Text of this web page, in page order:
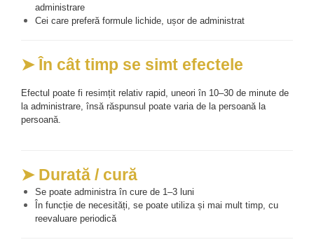
administrare
Cei care preferă formule lichide, ușor de administrat
➤ În cât timp se simt efectele
Efectul poate fi resimțit relativ rapid, uneori în 10–30 de minute de
la administrare, însă răspunsul poate varia de la persoană la
persoană.
➤ Durată / cură
Se poate administra în cure de 1–3 luni
În funcție de necesități, se poate utiliza și mai mult timp, cu
reevaluare periodică